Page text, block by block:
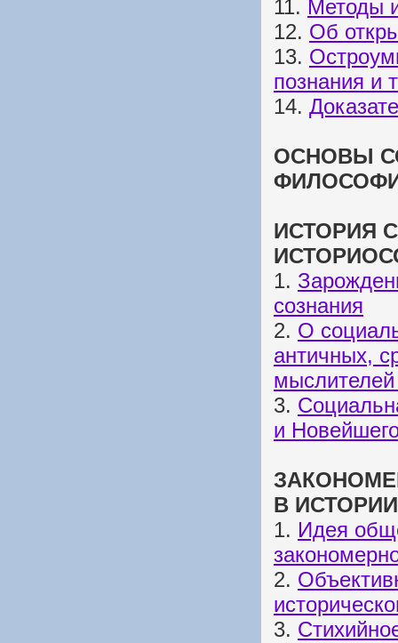
11. Методы
12. Об
13.
познания и
14.
ОСНОВЫ
ИСТОРИЯ
1.
сознания
2. О
античных,
3.
и
В
1. Идея
2.
3.